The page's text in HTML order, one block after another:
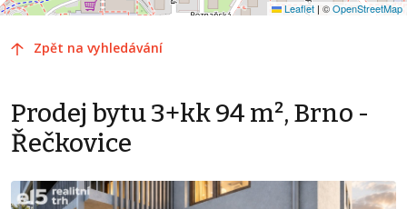
Leaflet | ©OpenStreetMap
Zpět na vyhledávání
Prodej bytu 3+kk 94 m², Brno -
Řečkovice